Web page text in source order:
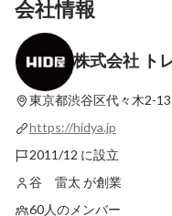
業界未経験でも大丈夫？
た2人に、本音を聞いてみた
最新順で表示
会社情報
株式会社 ト
東京都渋谷区代々木2-
https://hidya.jp
2011/12 に設立
谷 雷太 が創業
60人のメンバー